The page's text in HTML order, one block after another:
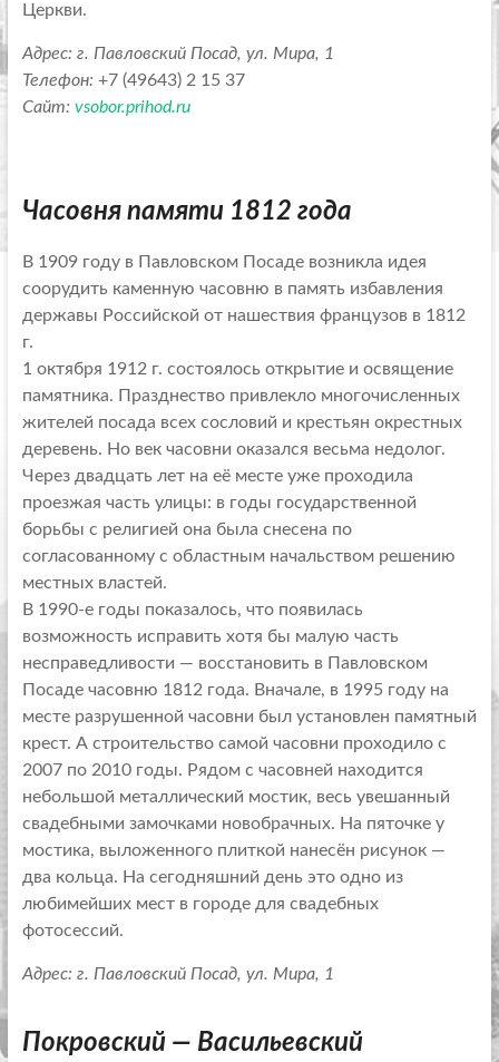
Церкви.
Адрес: г. Павловский Посад, ул. Мира, 1
Телефон: +7 (49643) 2 15 37
Сайт: vsobor.prihod.ru
Часовня памяти 1812 года
В 1909 году в Павловском Посаде возникла идея
соорудить каменную часовню в память избавления
державы Российской от нашествия французов в 1812
г.
1 октября 1912 г. состоялось открытие и освящение
памятника. Празднество привлекло многочисленных
жителей посада всех сословий и крестьян окрестных
деревень. Но век часовни оказался весьма недолог.
Через двадцать лет на её месте уже проходила
проезжая часть улицы: в годы государственной
борьбы с религией она была снесена по
согласованному с областным начальством решению
местных властей.
В 1990-е годы показалось, что появилась
возможность исправить хотя бы малую часть
несправедливости — восстановить в Павловском
Посаде часовню 1812 года. Вначале, в 1995 году на
месте разрушенной часовни был установлен памятный
крест. А строительство самой часовни проходило с
2007 по 2010 годы. Рядом с часовней находится
небольшой металлический мостик, весь увешанный
свадебными замочками новобрачных. На пяточке у
мостика, выложенного плиткой нанесён рисунок —
два кольца. На сегодняшний день это одно из
любимейших мест в городе для свадебных
фотосессий.
Адрес: г. Павловский Посад, ул. Мира, 1
Покровский — Васильевский